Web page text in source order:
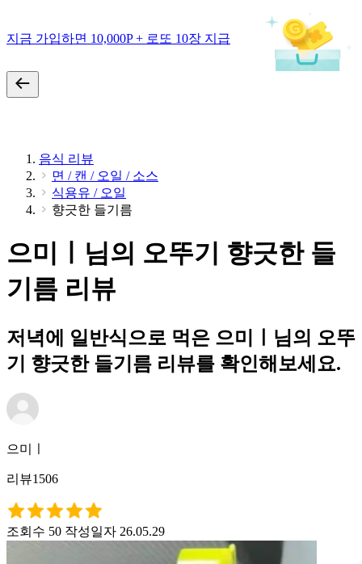
지금 가입하면 10,000P + 로또 10장 지급
음식 리뷰
면 / 캔 / 오일 / 소스
식용유 / 오일
향긋한 들기름
으미ㅣ님의 오뚜기 향긋한 들
기름 리뷰
저녁에 일반식으로 먹은 으미ㅣ님의 오뚜
기 향긋한 들기름 리뷰를 확인해보세요.
으미ㅣ
리뷰1506
조회수 50 작성일자 26.05.29